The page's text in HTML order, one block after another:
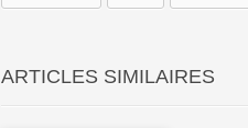
ARTICLES SIMILAIRES